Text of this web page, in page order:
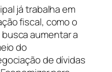
já trabalha em
fiscal, como o
aumentar a
do
de dívidas